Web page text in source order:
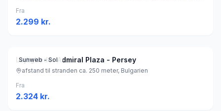
Fra
2.299 kr.
Sunweb - Sol
Lejligheder Admiral Plaza - Persey
afstand til stranden ca. 250 meter, Bulgarien
Fra
2.324 kr.